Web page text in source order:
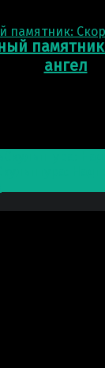
ангел